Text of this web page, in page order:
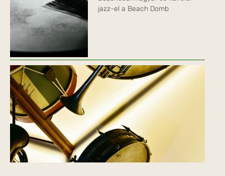
jazz-el a Beach Domb